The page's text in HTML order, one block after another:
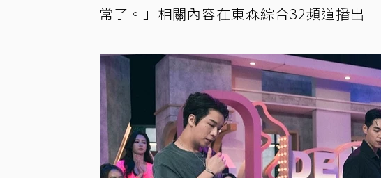
常了。」相關內容在東森綜合32頻道播出